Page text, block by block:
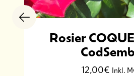
Rosier
12,00€ Inkl.